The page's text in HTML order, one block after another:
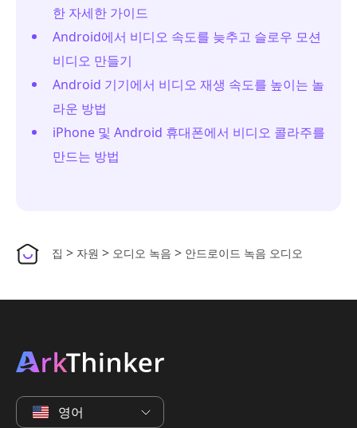
한 자세한 가이드
Android에서 비디오 속도를 늦추고 슬로우 모션
비디오 만들기
Android 기기에서 비디오 재생 속도를 높이는 놀
라운 방법
iPhone 및 Android 휴대폰에서 비디오 콜라주를
만드는 방법
집 > 자원 > 오디오 녹음 > 안드로이드 녹음 오디오
영어